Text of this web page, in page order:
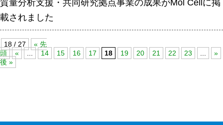
入学者案内
求人案内
研究支援
質量分析
質量分析支援・共同研究拠点事業の成果がMol Cellに掲
載されました
18 / 27
« 先
頭
« 14 15 16 17 18 19 20 21 22 23
»
後 »